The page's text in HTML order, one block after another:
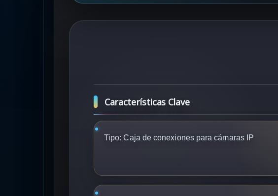
Características Clave
Tipo: Caja de conexiones para cámaras IP